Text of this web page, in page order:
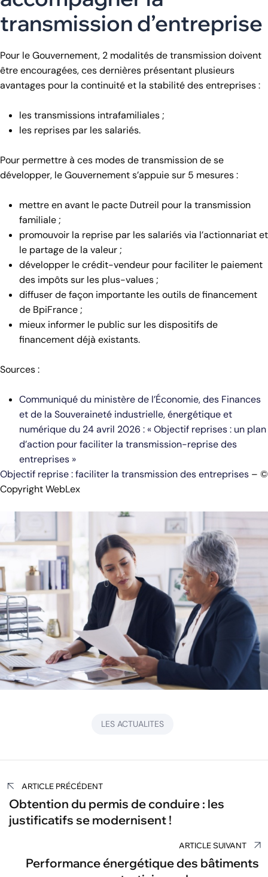
transmission d’entreprise
Pour le Gouvernement, 2 modalités de transmission doivent
être encouragées, ces dernières présentant plusieurs
avantages pour la continuité et la stabilité des entreprises :
les transmissions intrafamiliales ;
les reprises par les salariés.
Pour permettre à ces modes de transmission de se
développer, le Gouvernement s’appuie sur 5 mesures :
mettre en avant le pacte Dutreil pour la transmission
familiale ;
promouvoir la reprise par les salariés via l’actionnariat et
le partage de la valeur ;
développer le crédit-vendeur pour faciliter le paiement
des impôts sur les plus-values ;
diffuser de façon importante les outils de financement
de BpiFrance ;
mieux informer le public sur les dispositifs de
financement déjà existants.
Sources :
Communiqué du ministère de l’Économie, des Finances
et de la Souveraineté industrielle, énergétique et
numérique du 24 avril 2026 : « Objectif reprises : un plan
d’action pour faciliter la transmission-reprise des
entreprises »
Objectif reprise : faciliter la transmission des entreprises – ©
Copyright WebLex
LES ACTUALITES
Navigation
de
l’article
ARTICLE PRÉCÉDENT
Obtention du permis de conduire : les
justificatifs se modernisent !
ARTICLE SUIVANT
Performance énergétique des bâtiments